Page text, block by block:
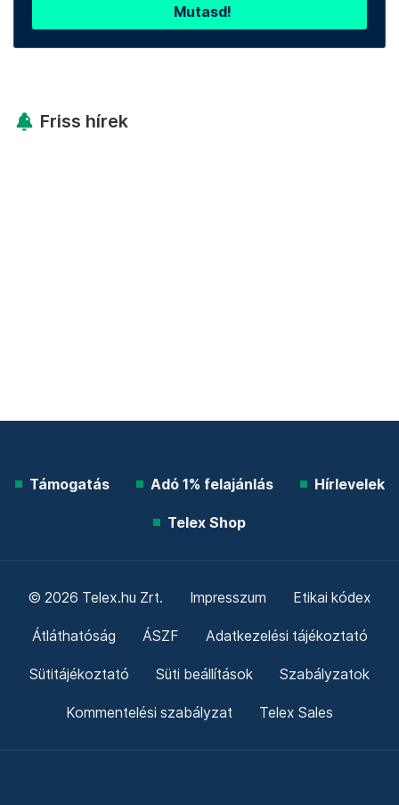
Mutasd!
Friss hírek
Támogatás Adó 1% felajánlás Hírlevelek
Telex Shop
© 2026 Telex.hu Zrt. Impresszum Etikai kódex
Átláthatóság ÁSZF Adatkezelési tájékoztató
Sütitájékoztató Süti beállítások Szabályzatok
Kommentelési szabályzat Telex Sales